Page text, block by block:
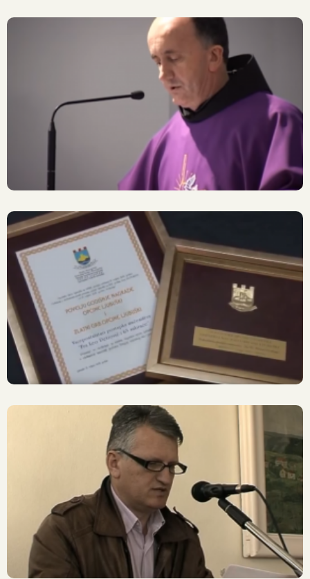
66. Obljetnica
Komunističkog Ubojstva
Vicepostulatura Dobila
Godišnju Nagradu Općine
Ljubuški
»Dan Sjećanja« Na
Pobijene Franjevce I Puk